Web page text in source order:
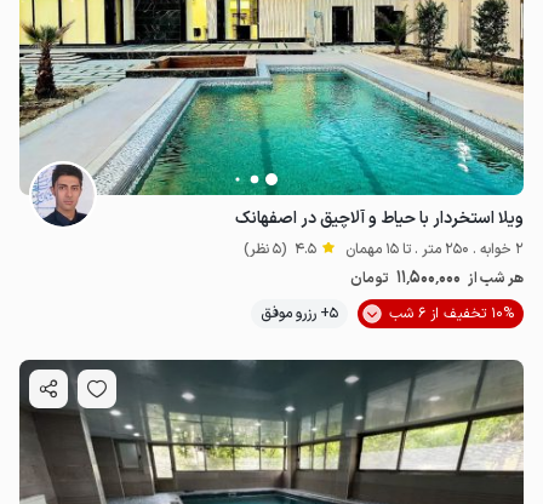
ویلا استخردار با حیاط و آلاچیق در اصفهانک
2 خوابه . 250 متر . تا 15 مهمان 4.5 (5 نظر)
هر شب از 11٬500٬000 تومان
10% تخفیف از 6 شب
5+ رزرو موفق